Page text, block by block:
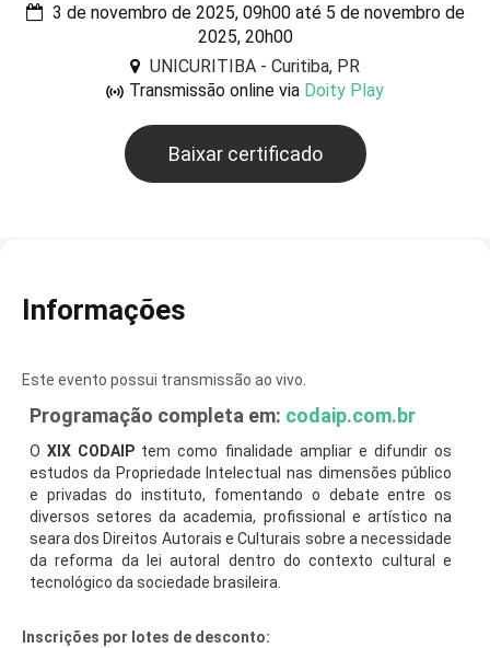
3 de novembro de 2025, 09h00 até 5 de novembro de
2025, 20h00
UNICURITIBA - Curitiba, PR
Transmissão online via Doity Play
Baixar certificado
Informações
Este evento possui transmissão ao vivo.
Programação completa em: codaip.com.br
O XIX CODAIP tem como finalidade ampliar e difundir os
estudos da Propriedade Intelectual nas dimensões público
e privadas do instituto, fomentando o debate entre os
diversos setores da academia, profissional e artístico na
seara dos Direitos Autorais e Culturais sobre a necessidade
da reforma da lei autoral dentro do contexto cultural e
tecnológico da sociedade brasileira.
Inscrições por lotes de desconto: